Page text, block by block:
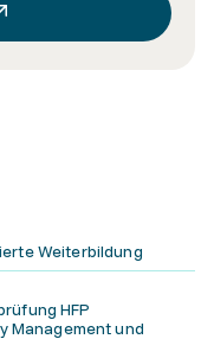
Weiterbildung
HFP
Management und